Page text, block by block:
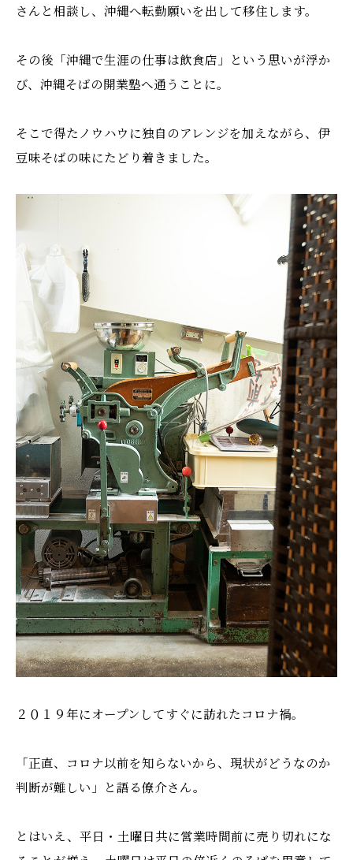
さんと相談し、沖縄へ転勤願いを出して移住します。
その後「沖縄で生涯の仕事は飲食店」という思いが浮か
び、沖縄そばの開業塾へ通うことに。
そこで得たノウハウに独自のアレンジを加えながら、伊
豆味そばの味にたどり着きました。
２０１９年にオープンしてすぐに訪れたコロナ禍。
「正直、コロナ以前を知らないから、現状がどうなのか
判断が難しい」と語る僚介さん。
とはいえ、平日・土曜日共に営業時間前に売り切れにな